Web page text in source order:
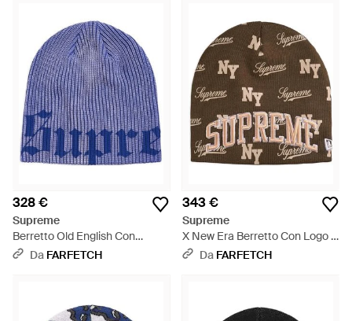
328 €
Supreme
Berretto Old English Con
Stampa - Blu
Da FARFETCH
343 €
Supreme
X New Era Berretto Con Logo -
Marrone
Da FARFETCH